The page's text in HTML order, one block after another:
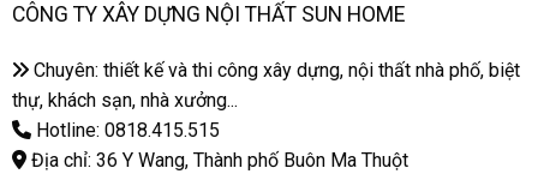
CÔNG TY XÂY DỰNG NỘI THẤT SUN HOME
Chuyên: thiết kế và thi công xây dựng, nội thất nhà phố, biệt
thự, khách sạn, nhà xưởng...
Hotline: 0818.415.515
Địa chỉ: 36 Y Wang, Thành phố Buôn Ma Thuột